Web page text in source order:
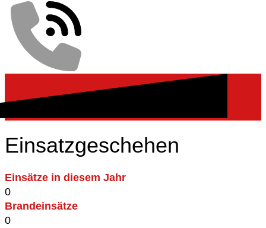
Einsatzgeschehen
Einsätze in diesem Jahr
0
Brandeinsätze
0